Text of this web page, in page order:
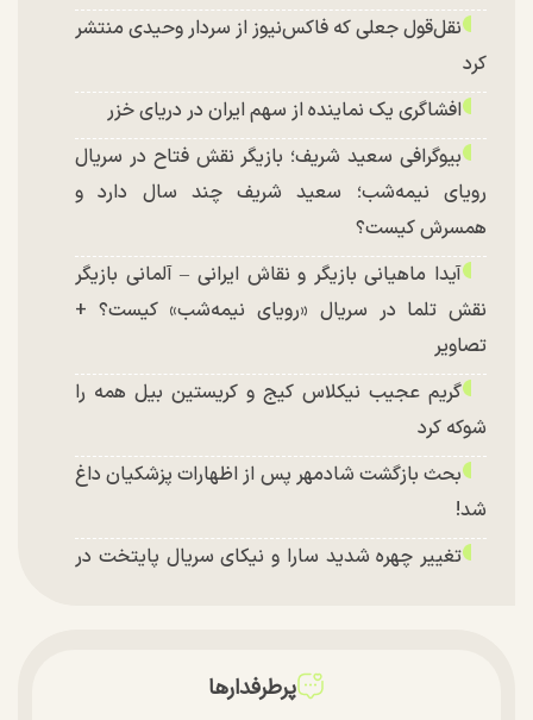
نقل‌قول جعلی که فاکس‌نیوز از سردار وحیدی منتشر
کرد
افشاگری یک نماینده از سهم ایران در دریای خزر
بیوگرافی سعید شریف؛ بازیگر نقش فتاح در سریال
رویای نیمه‌شب؛ سعید شریف چند سال دارد و
همسرش کیست؟
آیدا ماهیانی بازیگر و نقاش ایرانی – آلمانی بازیگر
نقش تلما در سریال «رویای نیمه‌شب» کیست؟ +
تصاویر
گریم عجیب نیکلاس کیج و کریستین بیل همه را
شوکه کرد
بحث بازگشت شادمهر پس از اظهارات پزشکیان داغ
شد!
تغییر چهره شدید سارا و نیکای سریال پایتخت در
چند تصویر بسیار زیبا و جدید از هدیه تهرانی منتشر
پرطرفدارها